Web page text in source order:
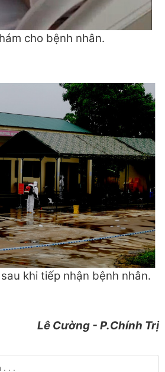
cho bệnh nhân.
khi tiếp nhận bệnh nhân.
Lê Cường - P.Chính Trị